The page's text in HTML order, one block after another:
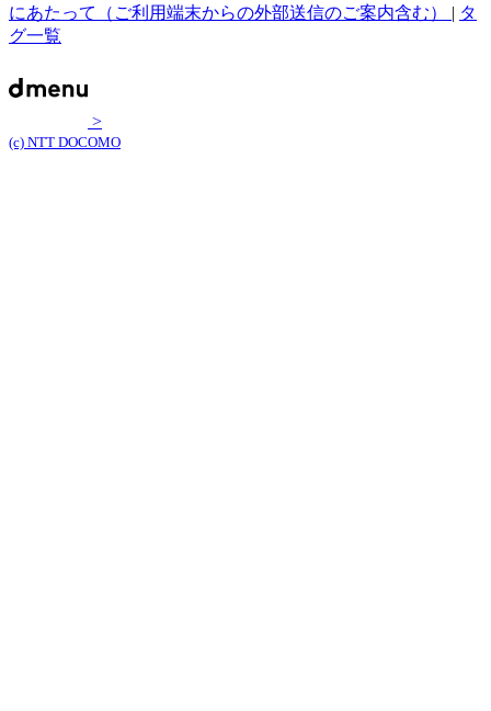
にあたって（ご利用端末からの外部送信のご案内含む） | タ
グ一覧
>
(c) NTT DOCOMO